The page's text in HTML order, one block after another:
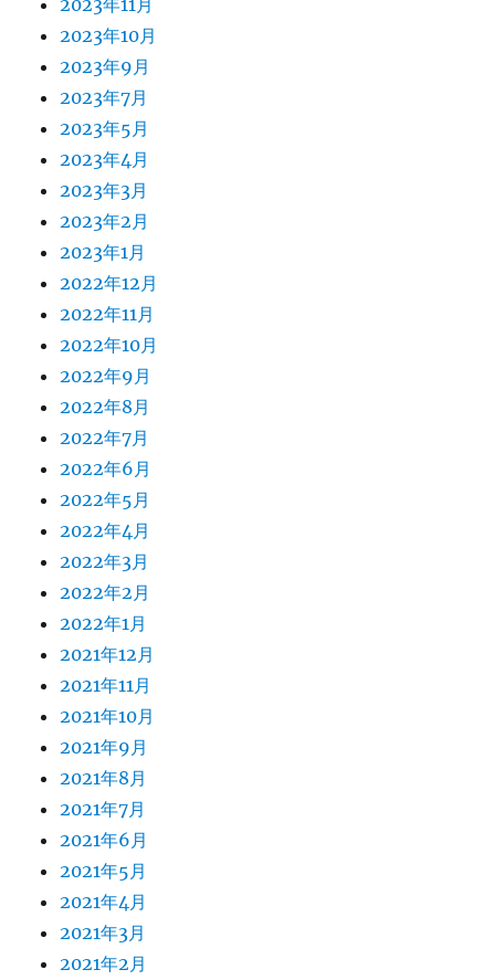
2023年11月
2023年10月
2023年9月
2023年7月
2023年5月
2023年4月
2023年3月
2023年2月
2023年1月
2022年12月
2022年11月
2022年10月
2022年9月
2022年8月
2022年7月
2022年6月
2022年5月
2022年4月
2022年3月
2022年2月
2022年1月
2021年12月
2021年11月
2021年10月
2021年9月
2021年8月
2021年7月
2021年6月
2021年5月
2021年4月
2021年3月
2021年2月